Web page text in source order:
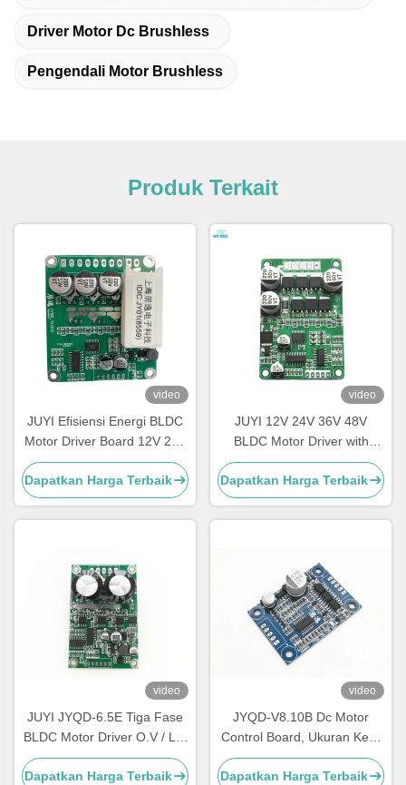
Driver Motor Dc Brushless
Pengendali Motor Brushless
Produk Terkait
video
JUYI Efisiensi Energi BLDC
Motor Driver Board 12V 24V
48V Dengan Fungsi Rem
Dapatkan Harga Terbaik
video
JUYI 12V 24V 36V 48V
BLDC Motor Driver with
JY01 IC and Wide Voltage
Compatibility for 10A Current
Dapatkan Harga Terbaik
video
JUYI JYQD-6.5E Tiga Fase
BLDC Motor Driver O.V / L.V
Protection Frekuensi PWM
1-20KHZ
Dapatkan Harga Terbaik
video
JYQD-V8.10B Dc Motor
Control Board, Ukuran Kecil
Bldc Motor Driver Board
Dapatkan Harga Terbaik